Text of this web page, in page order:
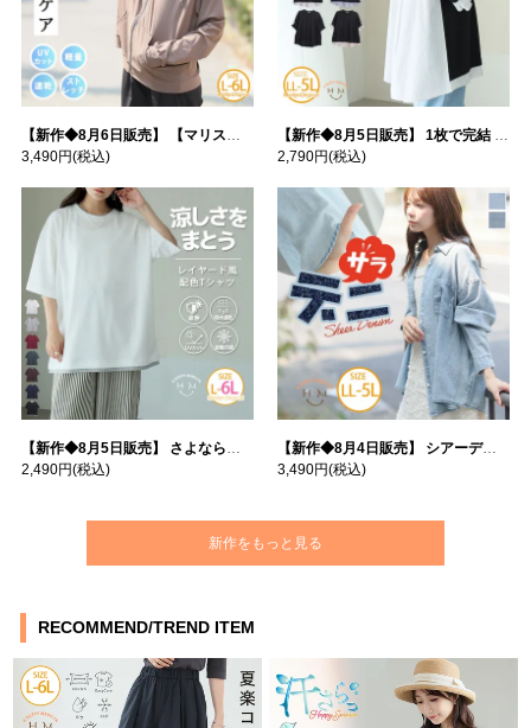
【新作◆8月6日販売】 【マリスポーツ】 運動初心者さんのための フード付き パーカー | 大きいサイズの通販ならハッピーマリリン
3,490円(税込)
【新作◆8月5日販売】 1枚で完結 袖口＆バック フハク使い トップス | 大きいサイズの通販ならハッピーマリリン
2,790円(税込)
【新作◆8月5日販売】 さよなら猛暑 涼しさを着る 遮熱 接触冷感 吸水・速乾 五分袖 コンフォートメッシュ 配色レイヤード 風ゆる Tシャツ | 大きいサイズの通販ならハッピーマリリン
2,490円(税込)
【新作◆8月4日販売】 シアーデニムで お洒落に肌隠し | 大きいサイズの通販ならハッピーマリリン
3,490円(税込)
新作をもっと見る
RECOMMEND/TREND ITEM